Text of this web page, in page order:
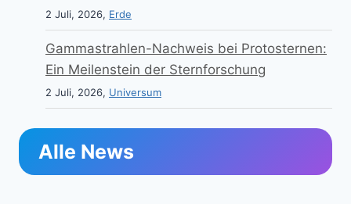
2 Juli, 2026, Erde
Gammastrahlen-Nachweis bei Protosternen:
Ein Meilenstein der Sternforschung
2 Juli, 2026, Universum
Alle News